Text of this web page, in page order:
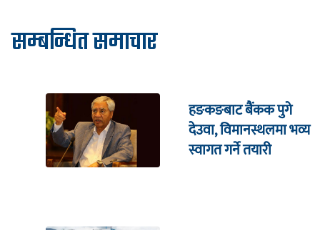
सम्बन्धित समाचार
हङकङबाट बैंकक पुगे
देउवा, विमानस्थलमा भव्य
स्वागत गर्ने तयारी